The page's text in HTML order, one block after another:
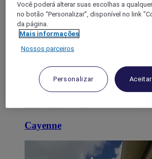
South America
French Guiana
Cayenne
Você poderá alterar suas escolhas a
no botão “Personalizar”, disponível no link
da página.
Mais informações
Nossos parceiros
Personalizar